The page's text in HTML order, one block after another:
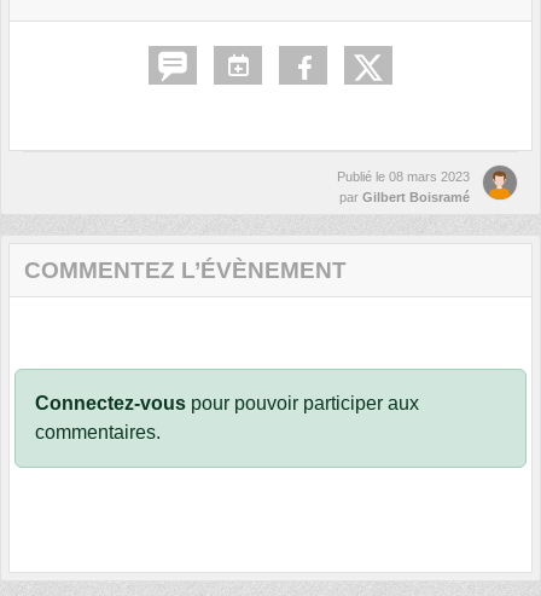
Publié le 08 mars 2023
par Gilbert Boisramé
COMMENTEZ L’ÉVÈNEMENT
Connectez-vous pour pouvoir participer aux
commentaires.